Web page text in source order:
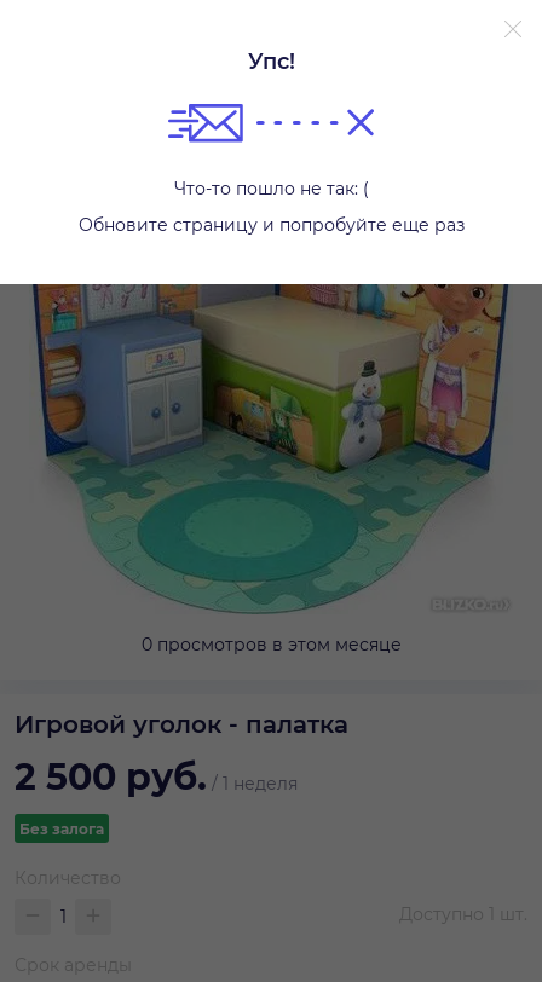
Упс!
Что-то пошло не так: (
Обновите страницу и попробуйте еще раз
0 просмотров в этом месяце
Игровой уголок - палатка
2 500 руб. / 1 неделя
Без залога
Количество
Доступно 1 шт.
Срок аренды